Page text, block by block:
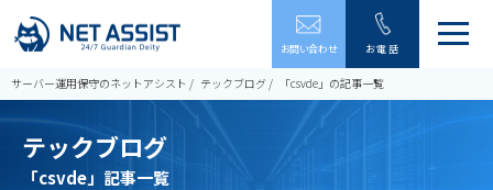
お問い合わせ お電話
メ
ー
サーバー運用保守のネットアシスト テックブログ 「csvde」の記事一覧
テックブログ
「csvde」記事一覧